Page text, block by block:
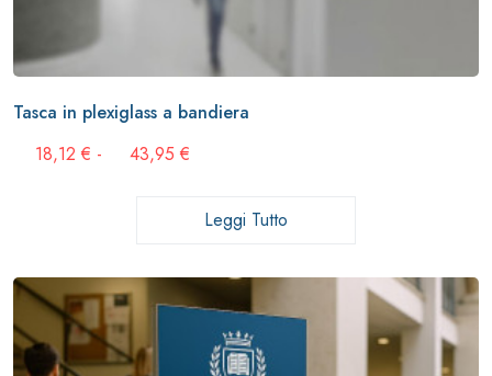
Tasca in plexiglass a bandiera
18,12 € - 43,95 €
18,12 €
Leggi Tutto